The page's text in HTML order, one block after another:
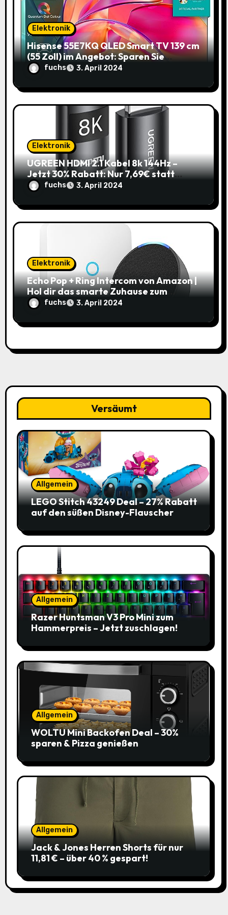
i
o
n
Elektronik
Hisense 55E7KQ QLED Smart TV 139 cm
(55 Zoll) im Angebot: Sparen Sie
145,85€!
fuchs 3. April 2024
Elektronik
UGREEN HDMI 2.1 Kabel 8k 144Hz –
Jetzt 30% Rabatt: Nur 7,69€ statt
10,99€
fuchs 3. April 2024
Elektronik
Echo Pop + Ring Intercom von Amazon |
Hol dir das smarte Zuhause zum
Schnäppchenpreis!
fuchs 3. April 2024
Versäumt
Allgemein
LEGO Stitch 43249 Deal – 27% Rabatt
auf den süßen Disney-Flauscher
Allgemein
Razer Huntsman V3 Pro Mini zum
Hammerpreis – Jetzt zuschlagen!
Allgemein
WOLTU Mini Backofen Deal – 30%
sparen & Pizza genießen
Allgemein
Jack & Jones Herren Shorts für nur
11,81 € – über 40 % gespart!